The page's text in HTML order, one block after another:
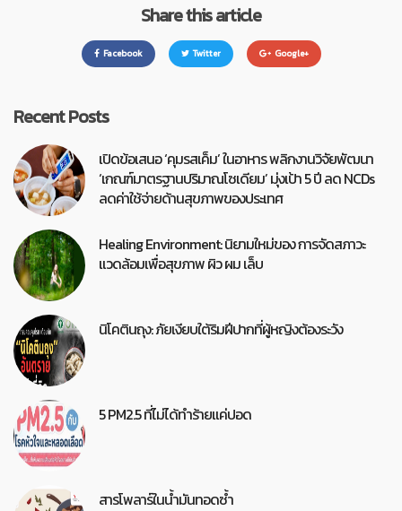
Share this article
Facebook Twitter Google+
Recent Posts
เปิดข้อเสนอ ‘คุมรสเค็ม’ ในอาหาร พลิกงานวิจัยพัฒนา
‘เกณฑ์มาตรฐานปริมาณโซเดียม’ มุ่งเป้า 5 ปี ลด NCDs
ลดค่าใช้จ่ายด้านสุขภาพของประเทศ
Healing Environment: นิยามใหม่ของ การจัดสภาวะ
แวดล้อมเพื่อสุขภาพ ผิว ผม เล็บ
นิโคตินถุง: ภัยเงียบใต้ริมฝีปากที่ผู้หญิงต้องระวัง
5 PM2.5 ที่ไม่ได้ทำร้ายแค่ปอด
สารโพลาร์ในน้ำมันทอดซ้ำ